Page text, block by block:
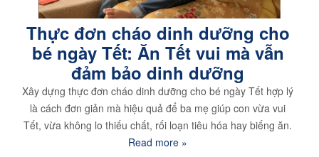
Thực đơn cháo dinh dưỡng cho
bé ngày Tết: Ăn Tết vui mà vẫn
đảm bảo dinh dưỡng
Xây dựng thực đơn cháo dinh dưỡng cho bé ngày Tết hợp lý
là cách đơn giản mà hiệu quả để ba mẹ giúp con vừa vui
Tết, vừa không lo thiếu chất, rối loạn tiêu hóa hay biếng ăn.
Read more »